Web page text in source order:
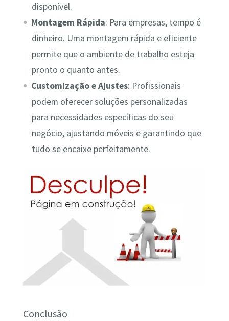
disponível.
Montagem Rápida: Para empresas, tempo é
dinheiro. Uma montagem rápida e eficiente
permite que o ambiente de trabalho esteja
pronto o quanto antes.
Customização e Ajustes: Profissionais
podem oferecer soluções personalizadas
para necessidades específicas do seu
negócio, ajustando móveis e garantindo que
tudo se encaixe perfeitamente.
Conclusão